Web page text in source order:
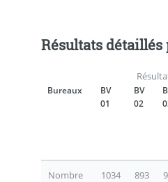
Résultats détaillés
Bureaux
BV
01
BV
02
Nombre
1034 893